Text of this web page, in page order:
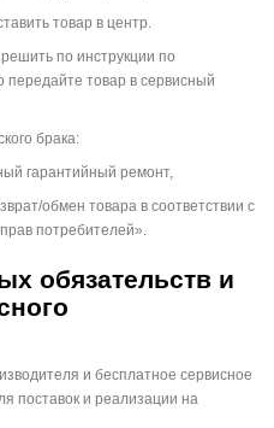
товар в центр.
по инструкции по
передайте товар в сервисный
брака:
гарантийный ремонт,
обмен товара в соответствии с
потребителей».
обязательств и
и бесплатное сервисное
поставок и реализации на